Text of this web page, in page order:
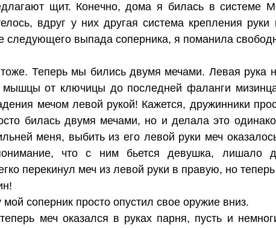
щит. Конечно, дома я билась в системе
вдруг у них другая система крепления руки
выпада соперника, я поманила
Теперь мы бились двумя мечами. Левая рука
от ключицы до последней фаланги
мечом левой рукой! Кажется, дружинники
билась двумя мечами, но и делала это
меня, выбить из его левой руки меч
что с ним бьется девушка, лишало
перекинул меч из левой руки в правую, но
соперник просто опустил свое оружие вниз.
меч оказался в руках парня, пусть и